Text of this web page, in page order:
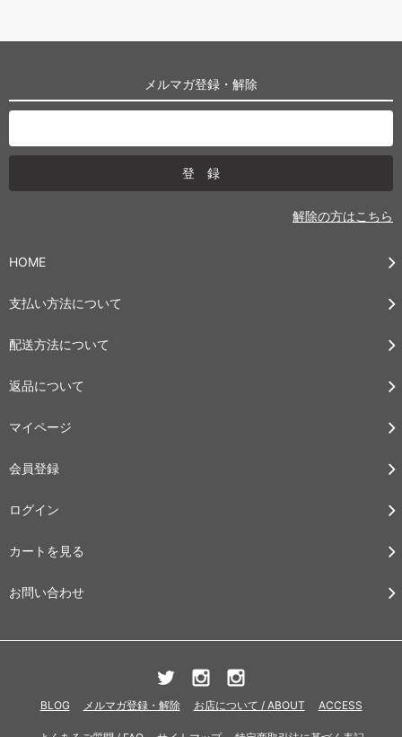
メルマガ登録・解除
解除の方はこちら
HOME
支払い方法について
配送方法について
返品について
マイページ
会員登録
ログイン
カートを見る
お問い合わせ
BLOG メルマガ登録・解除 お店について / ABOUT ACCESS